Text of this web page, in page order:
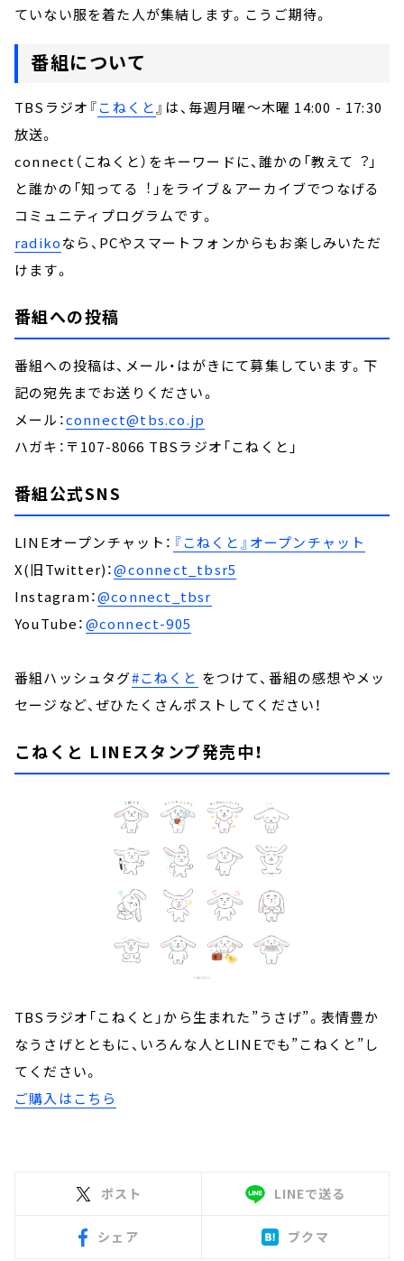
ていない服を着た人が集結します。こうご期待。
番組について
TBSラジオ『こねくと』は、毎週月曜～木曜 14:00 - 17:30
放送。
connect（こねくと）をキーワードに、誰かの「教えて︖」
と誰かの「知ってる︕」をライブ＆アーカイブでつなげる
コミュニティプログラムです。
radikoなら、PCやスマートフォンからもお楽しみいただ
けます。
番組への投稿
番組への投稿は、メール・はがきにて募集しています。下
記の宛先までお送りください。
メール：connect@tbs.co.jp
ハガキ：〒107-8066 TBSラジオ「こねくと」
番組公式SNS
LINEオープンチャット： 『こねくと』オープンチャット
X(旧Twitter)：@connect_tbsr5
Instagram：@connect_tbsr
YouTube：@connect-905
番組ハッシュタグ#こねくと をつけて、番組の感想やメッ
セージなど、ぜひたくさんポストしてください！
こねくと LINEスタンプ発売中！
TBSラジオ「こねくと」から生まれた”うさげ”。表情豊か
なうさげとともに、いろんな人とLINEでも”こねくと”し
てください。
ご購入はこちら
ポスト LINEで送る
シェア ブクマ